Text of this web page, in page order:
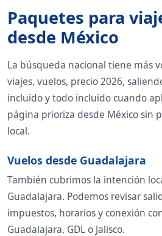
Paquetes para
desde México
La búsqueda nacional tiene más
viajes, vuelos, precio 2026,
incluido y todo incluido cuando
página prioriza desde México sin
local.
Vuelos desde Guadalajara
También cubrimos la intención
Guadalajara. Podemos revisar
impuestos, horarios y conexión
Guadalajara, GDL o Jalisco.